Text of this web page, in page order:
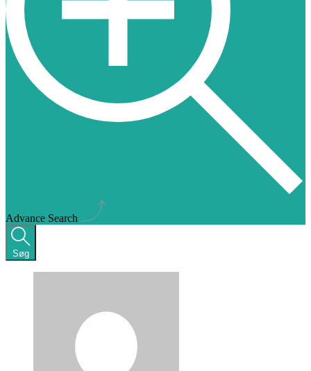
Advance Search
Søg